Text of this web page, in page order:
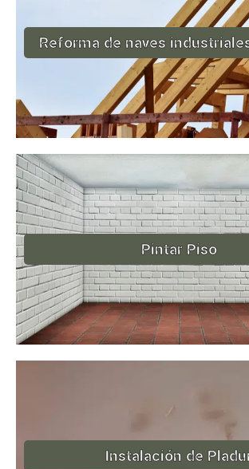
Reforma de naves
Pintar Piso
Instalación de